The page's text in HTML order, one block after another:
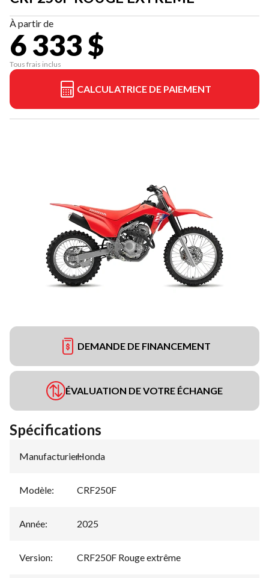
À partir de
6 333 $
Tous frais inclus
CALCULATRICE DE PAIEMENT
DEMANDE DE FINANCEMENT
ÉVALUATION DE VOTRE ÉCHANGE
Spécifications
Manufacturier:
Honda
Modèle: CRF250F
Année: 2025
Version: CRF250F Rouge extrême